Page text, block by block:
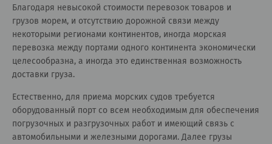
Благодаря невысокой стоимости перевозок товаров и
грузов морем, и отсутствию дорожной связи между
некоторыми регионами континентов, иногда морская
перевозка между портами одного континента экономически
целесообразна, а иногда это единственная возможность
доставки груза.
Естественно, для приема морских судов требуется
оборудованный порт со всем необходимым для обеспечения
погрузочных и разгрузочных работ и имеющий связь с
автомобильными и железными дорогами. Далее грузы